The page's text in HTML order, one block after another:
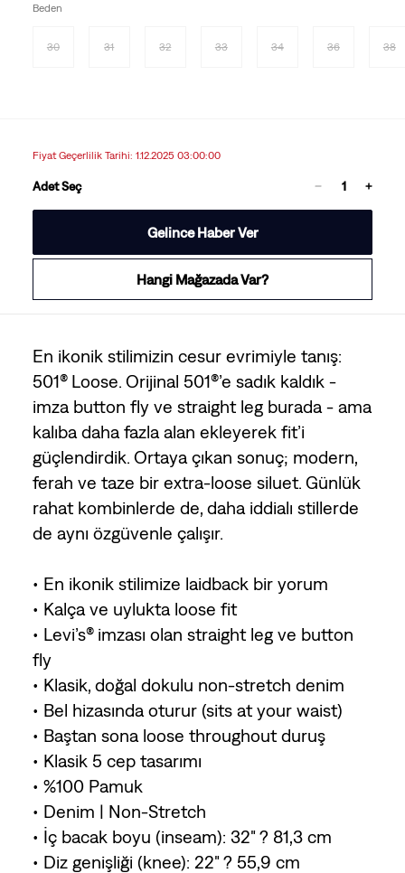
Beden
30 31 32 33 34 36 38
Fiyat Geçerlilik Tarihi: 1.12.2025 03:00:00
Adet Seç
Gelince Haber Ver
Hangi Mağazada Var?
En ikonik stilimizin cesur evrimiyle tanış:
501® Loose. Orijinal 501®’e sadık kaldık -
imza button fly ve straight leg burada - ama
kalıba daha fazla alan ekleyerek fit’i
güçlendirdik. Ortaya çıkan sonuç; modern,
ferah ve taze bir extra-loose siluet. Günlük
rahat kombinlerde de, daha iddialı stillerde
de aynı özgüvenle çalışır.
• En ikonik stilimize laidback bir yorum
• Kalça ve uylukta loose fit
• Levi’s® imzası olan straight leg ve button
fly
• Klasik, doğal dokulu non-stretch denim
• Bel hizasında oturur (sits at your waist)
• Baştan sona loose throughout duruş
• Klasik 5 cep tasarımı
• %100 Pamuk
• Denim | Non-Stretch
• İç bacak boyu (inseam): 32" ? 81,3 cm
• Diz genişliği (knee): 22" ? 55,9 cm